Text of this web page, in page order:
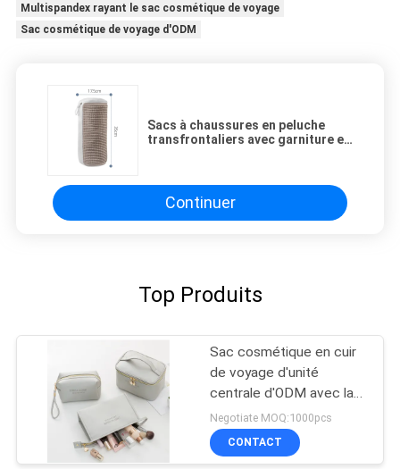
Multispandex rayant le sac cosmétique de voyage
Sac cosmétique de voyage d'ODM
Sacs à chaussures en peluche
transfrontaliers avec garniture en
chaussures portables
Continuer
Top Produits
Sac cosmétique en cuir
de voyage d'unité
centrale d'ODM avec la
doublure de
Multispandex
Negotiate MOQ:1000pcs
CONTACT